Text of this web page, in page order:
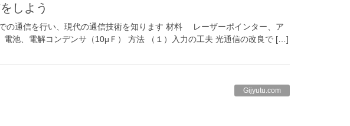
しよう
の通信を行い、現代の通信技術を知ります 材料 レーザーポインター、ア
電池、電解コンデンサ（10μＦ） 方法 （１）入力の工夫 光通信の改良で […]
Gijyutu.com